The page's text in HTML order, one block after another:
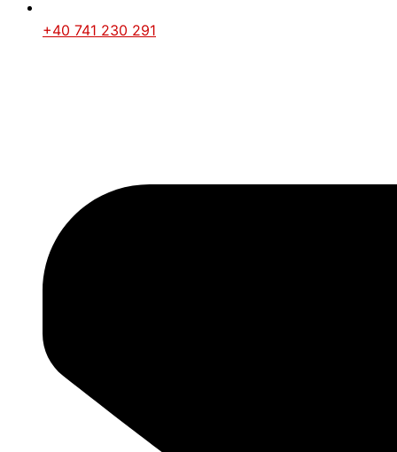
+40 741 230 291